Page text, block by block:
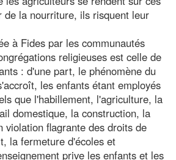
de la nourriture, ils risquent leur
à Fides par les communautés
religieuses est celle de
: d'une part, le phénomène du
les enfants étant employés
que l'habillement, l'agriculture, la
domestique, la construction, la
violation flagrante des droits de
la fermeture d'écoles et
prive les enfants et les